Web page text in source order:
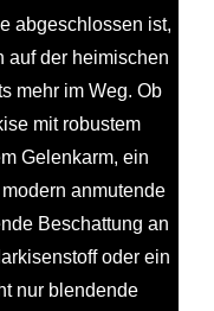
abgeschlossen ist,
auf der heimischen
mehr im Weg. Ob
mit robustem
Gelenkarm, ein
anmutende
Beschattung an
oder ein
nur blendende